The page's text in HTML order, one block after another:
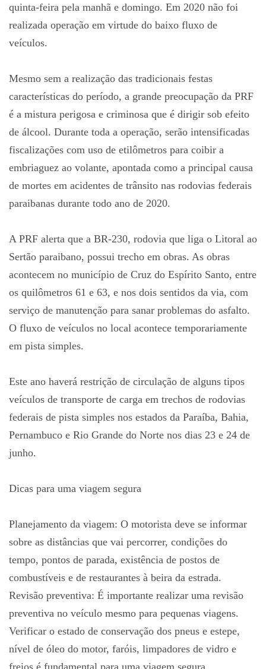
quinta-feira pela manhã e domingo. Em 2020 não foi
realizada operação em virtude do baixo fluxo de
veículos.
Mesmo sem a realização das tradicionais festas
características do período, a grande preocupação da PRF
é a mistura perigosa e criminosa que é dirigir sob efeito
de álcool. Durante toda a operação, serão intensificadas
fiscalizações com uso de etilômetros para coibir a
embriaguez ao volante, apontada como a principal causa
de mortes em acidentes de trânsito nas rodovias federais
paraibanas durante todo ano de 2020.
A PRF alerta que a BR-230, rodovia que liga o Litoral ao
Sertão paraibano, possui trecho em obras. As obras
acontecem no município de Cruz do Espírito Santo, entre
os quilômetros 61 e 63, e nos dois sentidos da via, com
serviço de manutenção para sanar problemas do asfalto.
O fluxo de veículos no local acontece temporariamente
em pista simples.
Este ano haverá restrição de circulação de alguns tipos
veículos de transporte de carga em trechos de rodovias
federais de pista simples nos estados da Paraíba, Bahia,
Pernambuco e Rio Grande do Norte nos dias 23 e 24 de
junho.
Dicas para uma viagem segura
Planejamento da viagem: O motorista deve se informar
sobre as distâncias que vai percorrer, condições do
tempo, pontos de parada, existência de postos de
combustíveis e de restaurantes à beira da estrada.
Revisão preventiva: É importante realizar uma revisão
preventiva no veículo mesmo para pequenas viagens.
Verificar o estado de conservação dos pneus e estepe,
nível de óleo do motor, faróis, limpadores de vidro e
freios é fundamental para uma viagem segura.